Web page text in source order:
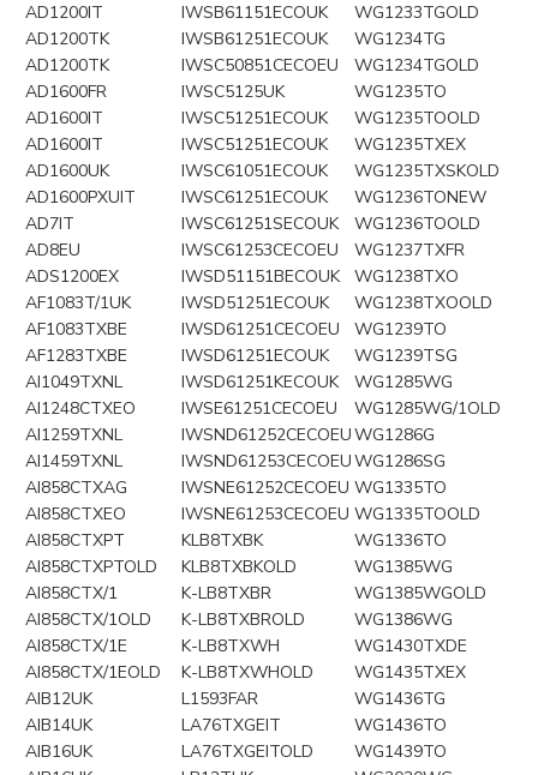
AD1200IT
IWSB61151ECOUK
WG1233TGOLD
AD1200TK
IWSB61251ECOUK
WG1234TG
AD1200TK
IWSC50851CECOEU
WG1234TGOLD
AD1600FR
IWSC5125UK
WG1235TO
AD1600IT
IWSC51251ECOUK
WG1235TOOLD
AD1600IT
IWSC51251ECOUK
WG1235TXEX
AD1600UK
IWSC61051ECOUK
WG1235TXSKOLD
AD1600PXUIT
IWSC61251ECOUK
WG1236TONEW
AD7IT
IWSC61251SECOUK
WG1236TOOLD
AD8EU
IWSC61253CECOEU
WG1237TXFR
ADS1200EX
IWSD51151BECOUK
WG1238TXO
AF1083T/1UK
IWSD51251ECOUK
WG1238TXOOLD
AF1083TXBE
IWSD61251CECOEU
WG1239TO
AF1283TXBE
IWSD61251ECOUK
WG1239TSG
AI1049TXNL
IWSD61251KECOUK
WG1285WG
AI1248CTXEO
IWSE61251CECOEU
WG1285WG/1OLD
AI1259TXNL
IWSND61252CECOEUWG1286G
AI1459TXNL
IWSND61253CECOEUWG1286SG
AI858CTXAG
IWSNE61252CECOEU WG1335TO
AI858CTXEO
IWSNE61253CECOEU WG1335TOOLD
AI858CTXPT
KLB8TXBK
WG1336TO
AI858CTXPTOLD
KLB8TXBKOLD
WG1385WG
AI858CTX/1
K-LB8TXBR
WG1385WGOLD
AI858CTX/1OLD
K-LB8TXBROLD
WG1386WG
AI858CTX/1E
K-LB8TXWH
WG1430TXDE
AI858CTX/1EOLD
K-LB8TXWHOLD
WG1435TXEX
AIB12UK
L1593FAR
WG1436TG
AIB14UK
LA76TXGEIT
WG1436TO
AIB16UK
LA76TXGEITOLD
WG1439TO